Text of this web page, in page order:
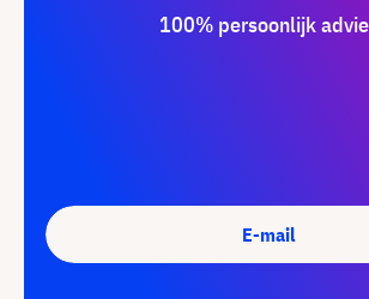
100% persoonlijk
E-mail